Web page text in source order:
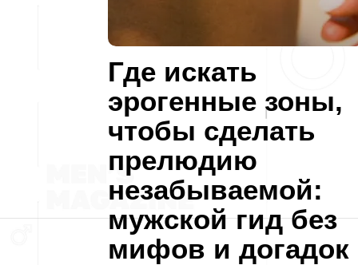
Где искать
эрогенные зоны,
чтобы сделать
прелюдию
незабываемой:
мужской гид без
мифов и догадок